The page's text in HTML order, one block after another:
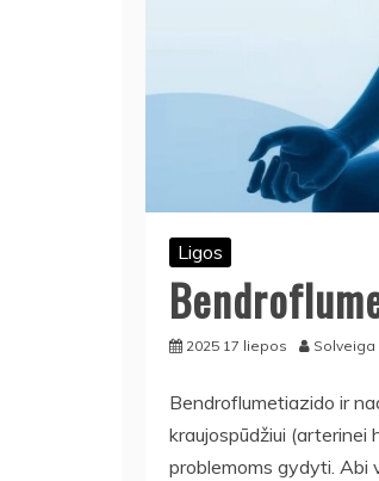
Ligos
2025 17 liepos Solveiga
Bendroflumetiazido ir
kraujospūdžiui (arterinei
problemoms gydyti. Abi